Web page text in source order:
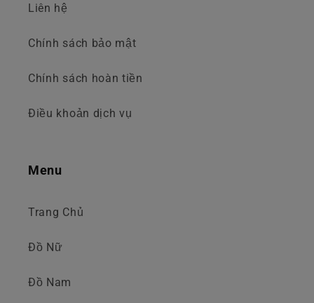
Liên hệ
Chính sách bảo mật
Chính sách hoàn tiền
Điều khoản dịch vụ
Menu
Trang Chủ
Đồ Nữ
Đồ Nam